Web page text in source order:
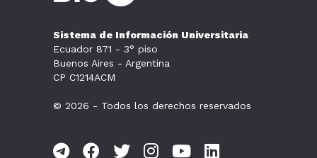
Sistema de Información Universitaria
Ecuador 871 - 3° piso
Buenos Aires - Argentina
CP C1214ACM
© 2026 - Todos los derechos reservados